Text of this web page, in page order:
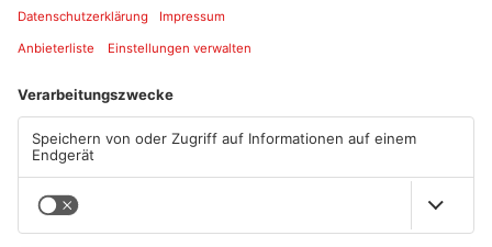
Mehr aus Kreis
Miltenberg